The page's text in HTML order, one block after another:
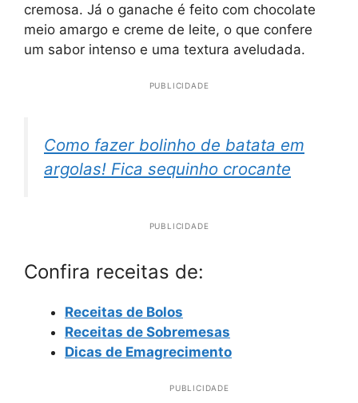
cremosa. Já o ganache é feito com chocolate
meio amargo e creme de leite, o que confere
um sabor intenso e uma textura aveludada.
PUBLICIDADE
Como fazer bolinho de batata em
argolas! Fica sequinho crocante
PUBLICIDADE
Confira receitas de:
Receitas de Bolos
Receitas de Sobremesas
Dicas de Emagrecimento
PUBLICIDADE